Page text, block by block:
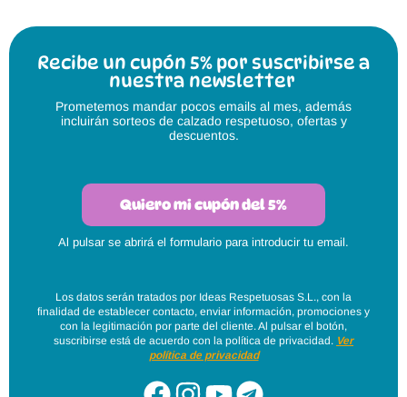
Recibe un cupón 5% por suscribirse a
nuestra newsletter
Prometemos mandar pocos emails al mes, además
incluirán sorteos de calzado respetuoso, ofertas y
descuentos.
Quiero mi cupón del 5%
Al pulsar se abrirá el formulario para introducir tu email.
Los datos serán tratados por Ideas Respetuosas S.L., con la
finalidad de establecer contacto, enviar información, promociones y
con la legitimación por parte del cliente. Al pulsar el botón,
suscribirse está de acuerdo con la política de privacidad. Ver
política de privacidad